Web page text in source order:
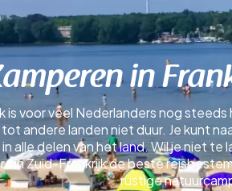
in
is voor veel Nederlanders nog
andere landen niet duur. Je kunt
alle delen van het land. Wil je niet
in Zuid-Frankrijk de beste
rustige